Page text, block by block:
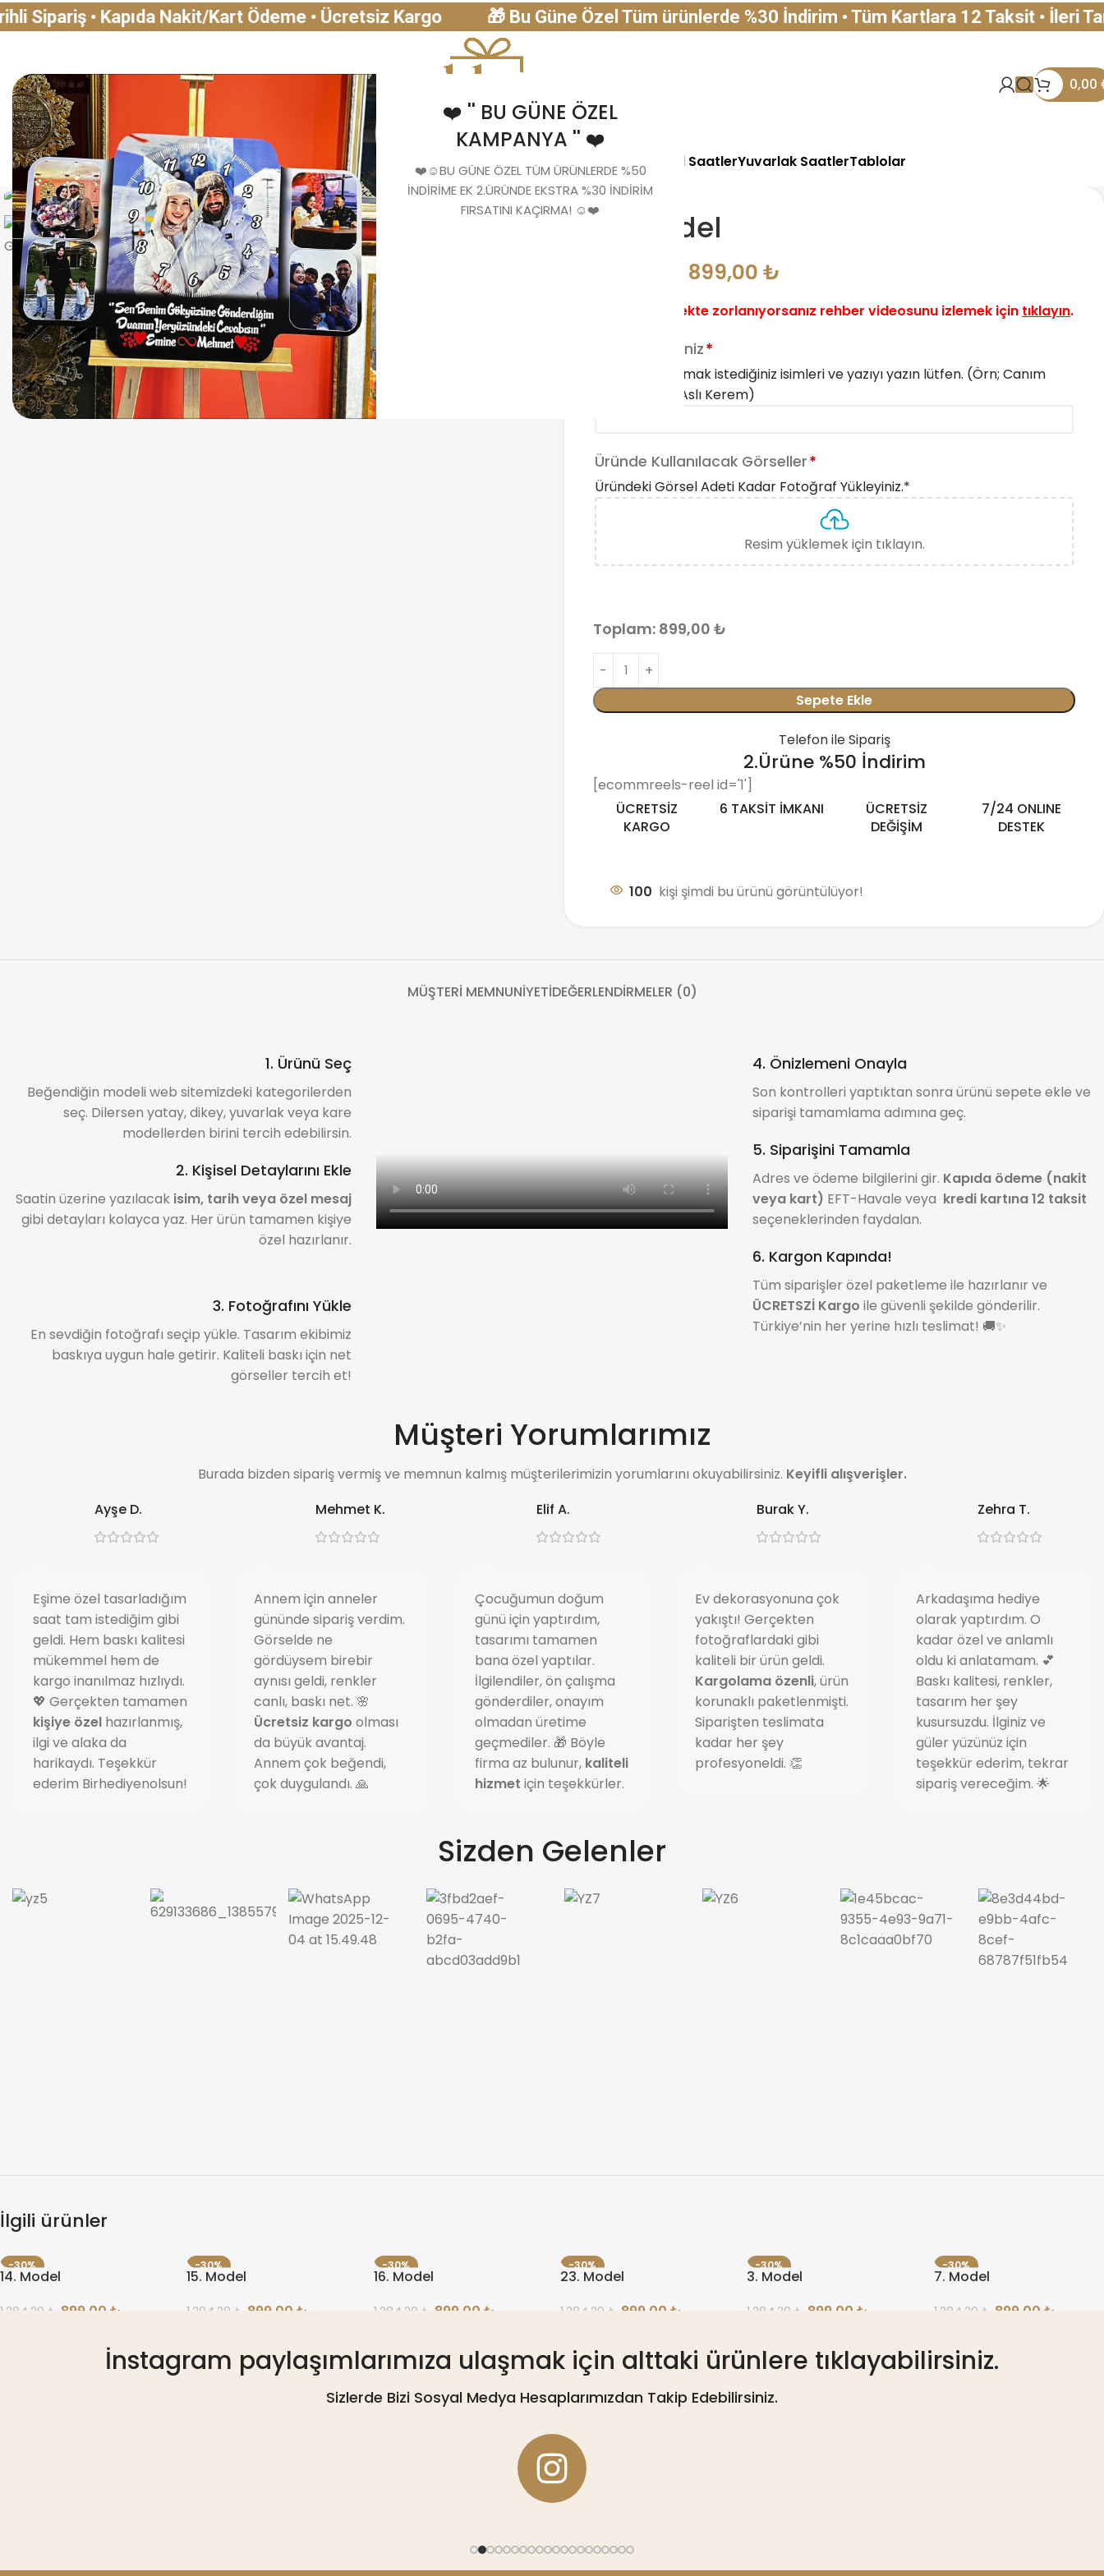
❤️ '' BU GÜNE ÖZEL
KAMPANYA '' ❤️
❤️☺️BU GÜNE ÖZEL TÜM ÜRÜNLERDE %50
İNDİRİME EK 2.ÜRÜNDE EKSTRA %30 İNDİRİM
FIRSATINI KAÇIRMA! ☺️❤️
0,00
🌟 Çok Satanlar 🌟 Yatay 5 Resimli Saatler Dikey Model Saatler Kare Model SaatlerYuvarlak SaatlerTablolar
-30%
ÇOK SATAN
51. Model
899,00 ₺
Sipariş vermekte zorlanıyorsanız rehber videosunu izlemek için tıklayın.
Metinleri Giriniz*
Buraya yazdırmak istediğiniz isimleri ve yazıyı yazın lütfen. (Örn; Canım
Annem veya Aslı Kerem)
Üründe Kullanılacak Görseller*
Üründeki Görsel Adeti Kadar Fotoğraf Yükleyiniz.*
Resim yüklemek için tıklayın.
Toplam: 899,00 ₺
Sepete Ekle
Telefon ile Sipariş
2.Ürüne %50 İndirim
[ecommreels-reel id='1']
ÜCRETSİZ
KARGO
6 TAKSİT İMKANI
ÜCRETSİZ
DEĞİŞİM
7/24 ONLINE
DESTEK
100 kişi şimdi bu ürünü görüntülüyor!
MÜŞTERI MEMNUNIYETIDEĞERLENDIRMELER (0)
1. Ürünü Seç
Beğendiğin modeli web sitemizdeki kategorilerden
seç. Dilersen yatay, dikey, yuvarlak veya kare
modellerden birini tercih edebilirsin.
2. Kişisel Detaylarını Ekle
Saatin üzerine yazılacak isim, tarih veya özel mesaj
gibi detayları kolayca yaz. Her ürün tamamen kişiye
özel hazırlanır.
3. Fotoğrafını Yükle
En sevdiğin fotoğrafı seçip yükle. Tasarım ekibimiz
baskıya uygun hale getirir. Kaliteli baskı için net
görseller tercih et!
4. Önizlemeni Onayla
Son kontrolleri yaptıktan sonra ürünü sepete ekle ve
siparişi tamamlama adımına geç.
5. Siparişini Tamamla
Adres ve ödeme bilgilerini gir. Kapıda ödeme (nakit
veya kart) EFT-Havale veya kredi kartına 12 taksit
seçeneklerinden faydalan.
6. Kargon Kapında!
Tüm siparişler özel paketleme ile hazırlanır ve
ÜCRETSZİ Kargo ile güvenli şekilde gönderilir.
Türkiye’nin her yerine hızlı teslimat! 🚚✨
Müşteri Yorumlarımız
Burada bizden sipariş vermiş ve memnun kalmış müşterilerimizin yorumlarını okuyabilirsiniz. Keyifli alışverişler.
Ayşe D.
Eşime özel tasarladığım
saat tam istediğim gibi
geldi. Hem baskı kalitesi
mükemmel hem de
kargo inanılmaz hızlıydı.
💖 Gerçekten tamamen
kişiye özel hazırlanmış,
ilgi ve alaka da
harikaydı. Teşekkür
ederim Birhediyenolsun!
Mehmet K.
Annem için anneler
gününde sipariş verdim.
Görselde ne
gördüysem birebir
aynısı geldi, renkler
canlı, baskı net. 🌸
Ücretsiz kargo olması
da büyük avantaj.
Annem çok beğendi,
çok duygulandı. 🙏
Elif A.
Çocuğumun doğum
günü için yaptırdım,
tasarımı tamamen
bana özel yaptılar.
İlgilendiler, ön çalışma
gönderdiler, onayım
olmadan üretime
geçmediler. 🎁 Böyle
firma az bulunur, kaliteli
hizmet için teşekkürler.
Burak Y.
Ev dekorasyonuna çok
yakıştı! Gerçekten
fotoğraflardaki gibi
kaliteli bir ürün geldi.
Kargolama özenli, ürün
korunaklı paketlenmişti.
Siparişten teslimata
kadar her şey
profesyoneldi. 👏
Zehra T.
Arkadaşıma hediye
olarak yaptırdım. O
kadar özel ve anlamlı
oldu ki anlatamam. 💕
Baskı kalitesi, renkler,
tasarım her şey
kusursuzdu. İlginiz ve
güler yüzünüz için
teşekkür ederim, tekrar
sipariş vereceğim. 🌟
Sizden Gelenler
İlgili ürünler
-30%
ÇOK SATAN
14. Model
1.284,29 ₺ 899,00 ₺
-30%
ÇOK SATAN
15. Model
1.284,29 ₺ 899,00₺
-30%
ÇOK SATAN
16. Model
1.284,29 ₺ 899,00 ₺
-30%
ÇOK SATAN
23. Model
1.284,29 ₺ 899,00 ₺
-30%
ÇOK SATAN
3. Model
1.284,29 ₺ 899,00₺
-30%
ÇOK SATAN
7. Model
1.284,29 ₺ 899,00 ₺
İnstagram paylaşımlarımıza ulaşmak için alttaki ürünlere tıklayabilirsiniz.
Sizlerde Bizi Sosyal Medya Hesaplarımızdan Takip Edebilirsiniz.
• Kapıda Nakit/Kart Ödeme • Ücretsiz Kargo 🎁 Bu Güne Özel Tüm ürünlerde %30 İndirim • Tüm Kartlara 12 Taksit • İleri Tarihli